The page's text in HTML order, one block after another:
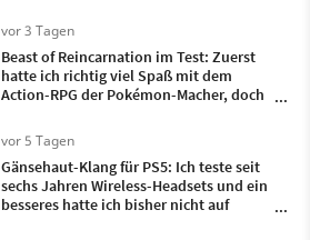
vor 3 Tagen
Beast of Reincarnation im Test: Zuerst
hatte ich richtig viel Spaß mit dem
Action-RPG der Pokémon-Macher, doch
vorbei ist
vor 5 Tagen
Gänsehaut-Klang für PS5: Ich teste seit
sechs Jahren Wireless-Headsets und ein
besseres hatte ich bisher nicht auf